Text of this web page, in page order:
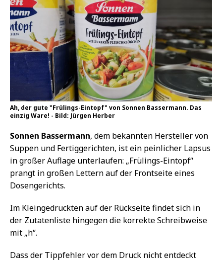
Ah, der gute "Frülings-Eintopf" von Sonnen Bassermann. Das
einzig Ware! - Bild: Jürgen Herber
Sonnen Bassermann, dem bekannten Hersteller von
Suppen und Fertiggerichten, ist ein peinlicher Lapsus
in großer Auflage unterlaufen: „Frülings-Eintopf“
prangt in großen Lettern auf der Frontseite eines
Dosengerichts.
Im Kleingedruckten auf der Rückseite findet sich in
der Zutatenliste hingegen die korrekte Schreibweise
mit „h“.
Dass der Tippfehler vor dem Druck nicht entdeckt